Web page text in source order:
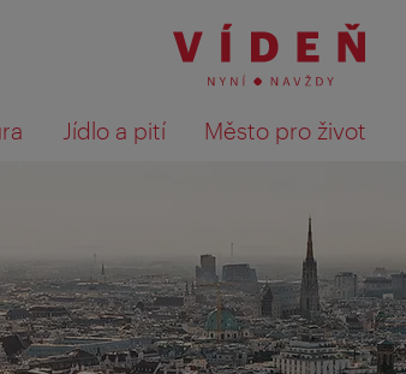
Jídlo a pití Město pro život